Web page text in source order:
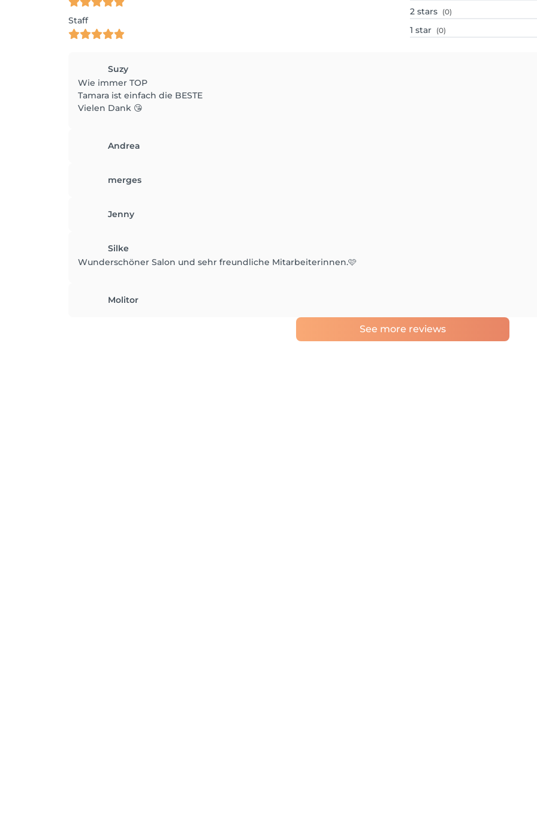
Staff
2 stars (0)
1 star (0)
Suzy
Wie immer TOP
Tamara ist einfach die BESTE
Vielen Dank 😘
Andrea
merges
Jenny
Silke
Wunderschöner Salon und sehr freundliche Mitarbeiterinnen.🩷
Molitor
See more reviews